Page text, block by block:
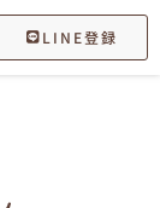
LINE登録